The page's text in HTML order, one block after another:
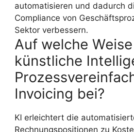
automatisieren und dadurch
Compliance von
Sektor verbessern.
Auf welche
künstliche
Invoicing bei?
KI erleichtert die
Rechnungspositionen zu